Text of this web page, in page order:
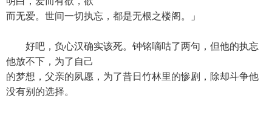
而无爱。世间一切执忘，都是无根之楼阁。」
好吧，负心汉确实该死。钟铭嘀咕了两句，但他的执忘
他放不下，为了自己
的梦想，父亲的夙愿，为了昔日竹林里的惨剧，除却斗争他
没有别的选择。